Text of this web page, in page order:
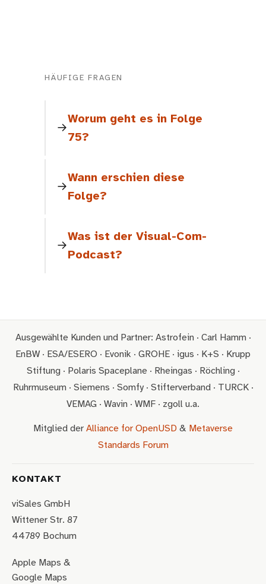
HÄUFIGE FRAGEN
Worum geht es in Folge
75?
Wann erschien diese
Folge?
Was ist der Visual-Com-
Podcast?
Ausgewählte Kunden und Partner: Astrofein · Carl Hamm ·
EnBW · ESA/ESERO · Evonik · GROHE · igus · K+S · Krupp
Stiftung · Polaris Spaceplane · Rheingas · Röchling ·
Ruhrmuseum · Siemens · Somfy · Stifterverband · TURCK ·
VEMAG · Wavin · WMF · zgoll u.a.
Mitglied der Alliance for OpenUSD & Metaverse
Standards Forum
KONTAKT
viSales GmbH
Wittener Str. 87
44789 Bochum
Apple Maps &
Google Maps